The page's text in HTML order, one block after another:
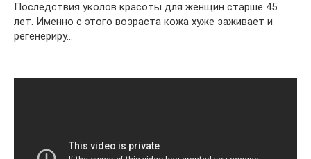
Последствия уколов красоты для женщин старше 45
лет. Именно с этого возраста кожа хуже заживает и
регенериру…